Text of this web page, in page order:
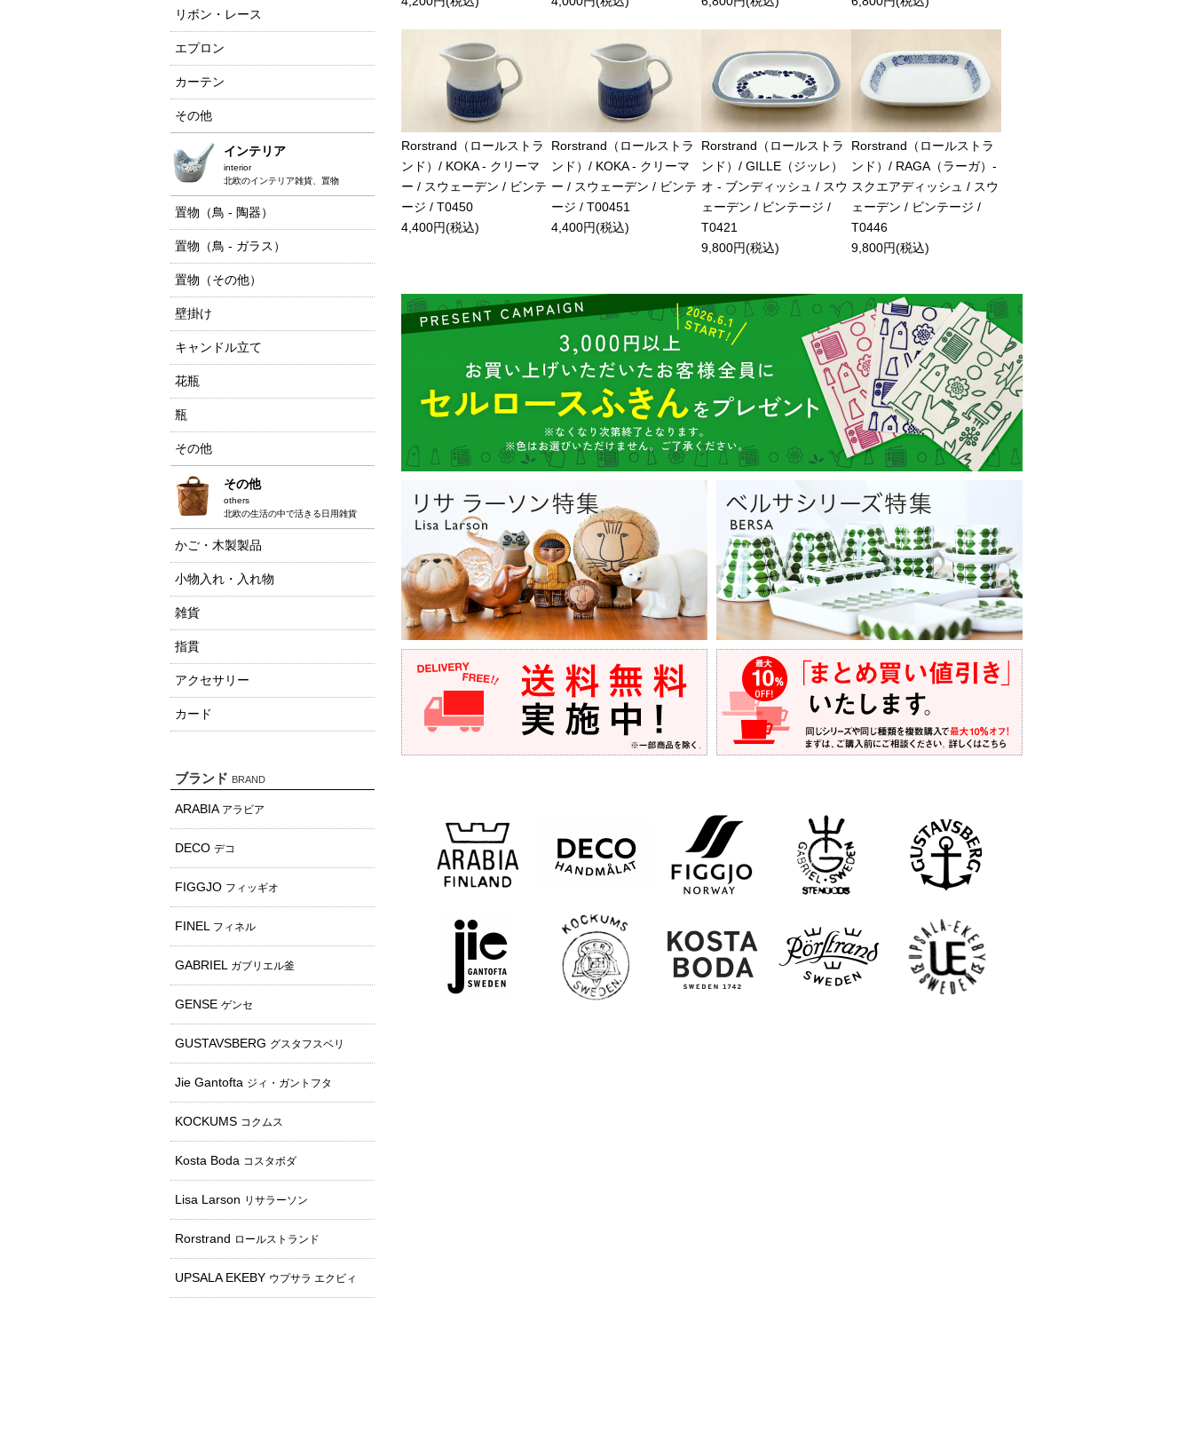
Rorstrand（ロールストラ
ンド）/ KOKA - クリーマ
ー / スウェーデン / ビンテ
ージ / T0450
4,400円(税込)
Rorstrand（ロールストラ
ンド）/ KOKA - クリーマ
ー / スウェーデン / ビンテ
ージ / T00451
4,400円(税込)
Rorstrand（ロールストラ
ンド）/ GILLE（ジッレ）
オ - ブンディッシュ / スウ
ェーデン / ビンテージ /
T0421
9,800円(税込)
Rorstrand（ロールストラ
ンド）/ RAGA（ラーガ）-
スクエアディッシュ / スウ
ェーデン / ビンテージ /
T0446
9,800円(税込)
リボン・レース
エプロン
カーテン
その他
インテリア
interior
北欧のインテリア雑貨、置物
置物（鳥 - 陶器）
置物（鳥 - ガラス）
置物（その他）
壁掛け
キャンドル立て
花瓶
瓶
その他
その他
others
北欧の生活の中で活きる日用雑貨
かご・木製製品
小物入れ・入れ物
雑貨
指貫
アクセサリー
カード
ブランド BRAND
ARABIA アラビア
DECO デコ
FIGGJO フィッギオ
FINEL フィネル
GABRIEL ガブリエル釜
GENSE ゲンセ
GUSTAVSBERG グスタフスベリ
Jie Gantofta ジィ・ガントフタ
KOCKUMS コクムス
Kosta Boda コスタボダ
Lisa Larson リサラーソン
Rorstrand ロールストランド
UPSALA EKEBY ウプサラ エクビィ